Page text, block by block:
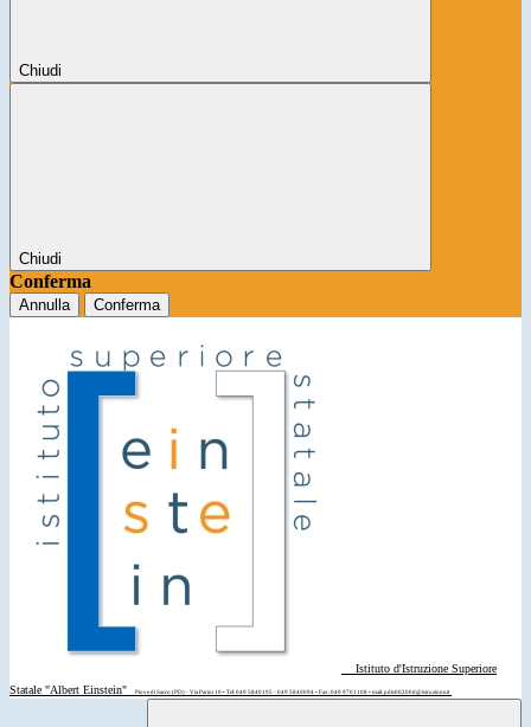
Chiudi
Chiudi
Conferma
Annulla Conferma
Istituto d'Istruzione Superiore
Statale "Albert Einstein"
Piove di Sacco (PD) - Via Parini 10 • Tel: 049 5840195 - 049 5840094 • Fax: 049 9701108 • mail: pdis00200d@istruzione.it